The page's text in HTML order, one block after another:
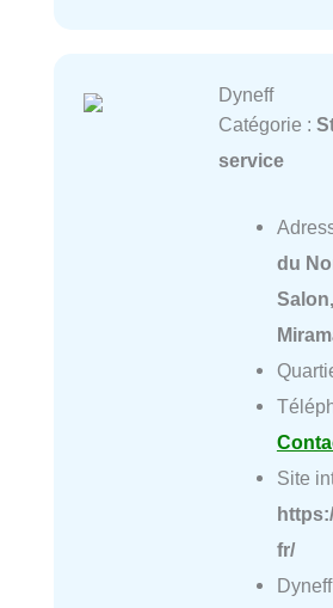
Dyneff
Catégorie :
service
du
Site
fr/